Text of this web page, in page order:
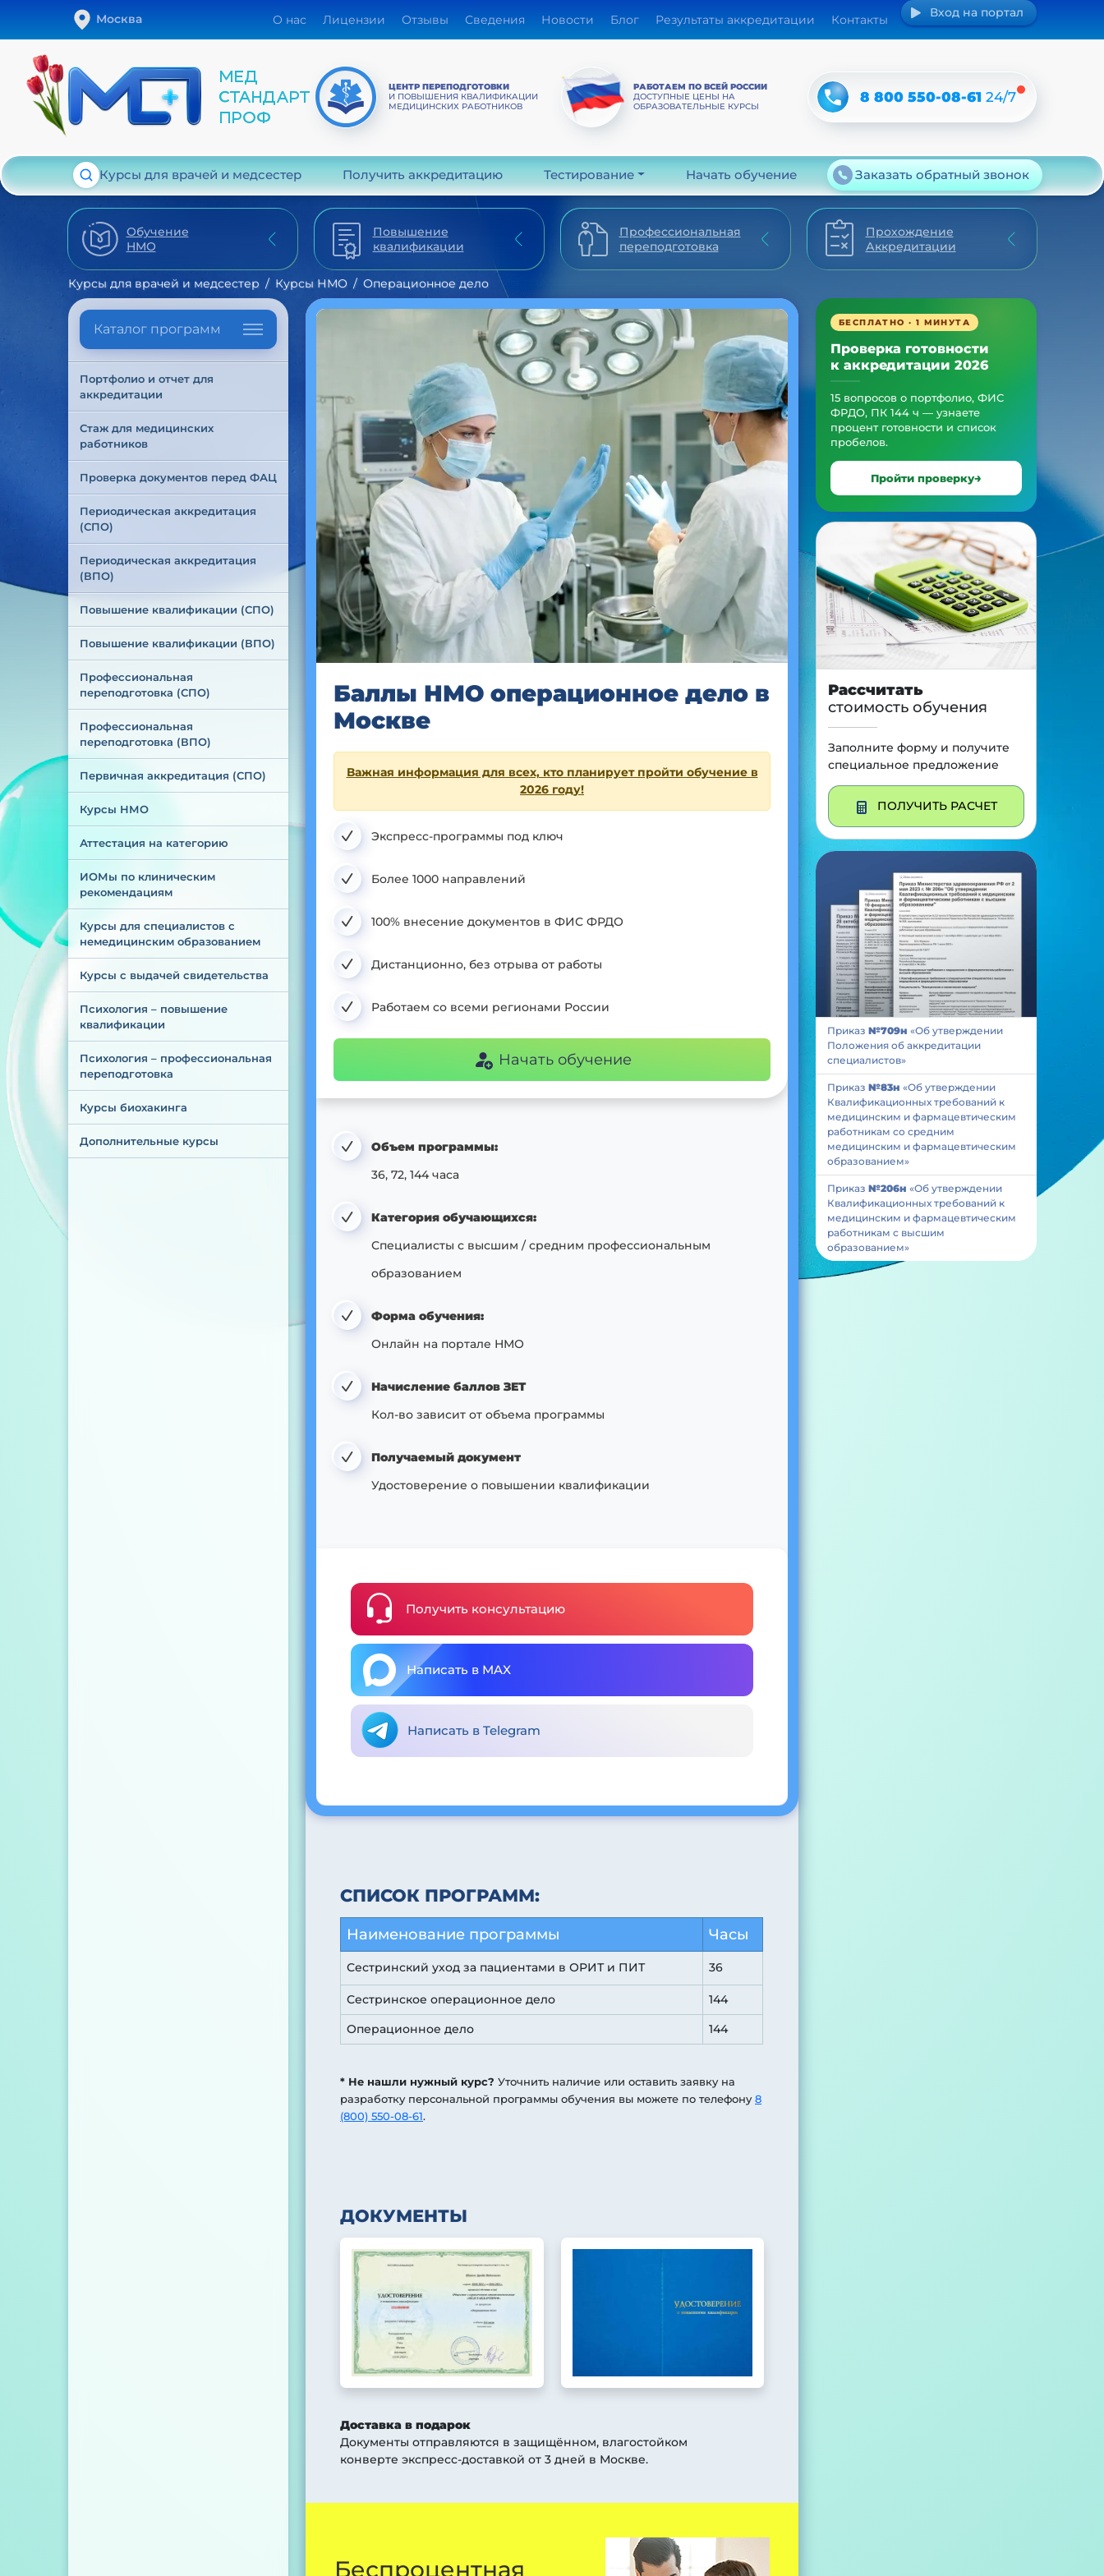
Москва О нас Лицензии Отзывы Сведения Новости Блог Результаты аккредитации Контакты Вход на портал
ЦЕНТР ПЕРЕПОДГОТОВКИ
И ПОВЫШЕНИЯ КВАЛИФИКАЦИИ
МЕДИЦИНСКИХ РАБОТНИКОВ
РАБОТАЕМ ПО ВСЕЙ РОССИИ
ДОСТУПНЫЕ ЦЕНЫ НА
ОБРАЗОВАТЕЛЬНЫЕ КУРСЫ
8 800 550-08-6124/7
Курсы для врачей и медсестер Получить аккредитацию Тестирование Начать обучение Заказать обратный звонок
Обучение
НМО
Повышение
квалификации
Профессиональная
переподготовка
Прохождение
Аккредитации
Курсы для врачей и медсестер Курсы НМО Операционное дело
Каталог программ
Портфолио и отчет для
аккредитации
Стаж для медицинских
работников
Проверка документов перед ФАЦ
Периодическая аккредитация
(СПО)
Периодическая аккредитация
(ВПО)
Повышение квалификации (СПО)
Повышение квалификации (ВПО)
Профессиональная
переподготовка (СПО)
Профессиональная
переподготовка (ВПО)
Первичная аккредитация (СПО)
Курсы НМО
Аттестация на категорию
ИОМы по клиническим
рекомендациям
Курсы для специалистов с
немедицинским образованием
Курсы с выдачей свидетельства
Психология – повышение
квалификации
Психология – профессиональная
переподготовка
Курсы биохакинга
Дополнительные курсы
Баллы НМО операционное дело в
Москве
Важная информация для всех, кто планирует пройти обучение в
2026 году!
Экспресс-программы под ключ
Более 1000 направлений
100% внесение документов в ФИС ФРДО
Дистанционно, без отрыва от работы
Работаем со всеми регионами России
Начать обучение
Объем программы:
36, 72, 144 часа
Категория обучающихся:
Специалисты с высшим / средним профессиональным
образованием
Форма обучения:
Онлайн на портале НМО
Начисление баллов ЗЕТ
Кол-во зависит от объема программы
Получаемый документ
Удостоверение о повышении квалификации
Получить консультацию
Написать в MAX
Написать в Telegram
СПИСОК ПРОГРАММ:
Наименование программы Часы
Сестринский уход за пациентами в ОРИТ и ПИТ 36
Сестринское операционное дело
144
Операционное дело
144
* Не нашли нужный курс? Уточнить наличие или оставить заявку на
разработку персональной программы обучения вы можете по телефону8
(800) 550-08-61.
ДОКУМЕНТЫ
Доставка в подарок
Документы отправляются в защищённом, влагостойком
конверте экспресс-доставкой от 3 дней в Москве.
Беспроцентная
БЕСПЛАТНО · 1 МИНУТА
Проверка готовности
к аккредитации 2026
15 вопросов о портфолио, ФИС
ФРДО, ПК 144 ч — узнаете
процент готовности и список
пробелов.
Пройти проверку
Рассчитать
стоимость обучения
Заполните форму и получите
специальное предложение
ПОЛУЧИТЬ РАСЧЕТ
Приказ №709н «Об утверждении
Положения об аккредитации
специалистов»
Приказ №83н «Об утверждении
Квалификационных требований к
медицинским и фармацевтическим
работникам со средним
медицинским и фармацевтическим
образованием»
Приказ №206н «Об утверждении
Квалификационных требований к
медицинским и фармацевтическим
работникам с высшим
образованием»